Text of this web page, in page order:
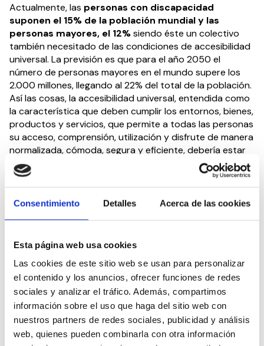
Consentimiento Detalles Acerca de las cookies
Esta página web usa cookies
Las cookies de este sitio web se usan para personalizar
el contenido y los anuncios, ofrecer funciones de redes
sociales y analizar el tráfico. Además, compartimos
información sobre el uso que haga del sitio web con
nuestros partners de redes sociales, publicidad y análisis
web, quienes pueden combinarla con otra información
Actualmente, las personas con discapacidad
suponen el 15% de la población mundial y las
personas mayores, el 12%siendo éste un colectivo
también necesitado de las condiciones de accesibilidad
universal. La previsión es que para el año 2050 el
número de personas mayores en el mundo supere los
2.000 millones, llegando al 22% del total de la población.
Así las cosas, la accesibilidad universal, entendida como
la característica que deben cumplir los entornos, bienes,
productos y servicios, que permite a todas las personas
su acceso, comprensión, utilización y disfrute de manera
normalizada, cómoda, segura y eficiente, debería estar
entre las prioridades de las administraciones.
Hacia la Agenda 2030
Todas estas cuestiones, y muchas más, se analizarán en
la Defensa de la Discapacidad y la Dependencia
(CEDDD), organizada por el sectorial de Accesibilidad
Universal, bajo el epígrafe ‘Accesibilidad Universal como
Derecho Humano’. En esta ocasión, las ponencias
correrán a cargo de Virginia Real,
CEO y fundadora del
Proyecto Accesscity;Ana de Luis , presidenta de
Fundación DOCE (Discapacitados Otros Ciegos de
España), yPilar Pereda, arquitecta y coordinadora de